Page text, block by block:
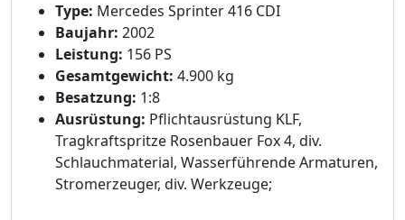
Type: Mercedes Sprinter 416 CDI
Baujahr: 2002
Leistung: 156 PS
Gesamtgewicht: 4.900 kg
Besatzung: 1:8
Ausrüstung: Pflichtausrüstung KLF,
Tragkraftspritze Rosenbauer Fox 4, div.
Schlauchmaterial, Wasserführende Armaturen,
Stromerzeuger, div. Werkzeuge;